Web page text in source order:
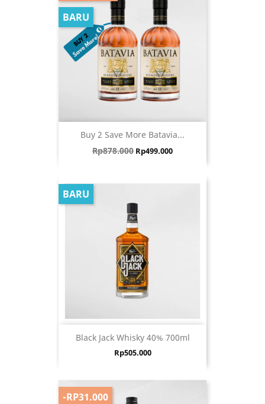
Buy 2 Save More Batavia...
Harga biasa
Rp878.000 Harga
Rp499.000
BARU
Black Jack Whisky 40% 700ml
Harga
Rp505.000
BARU
-RP31.000